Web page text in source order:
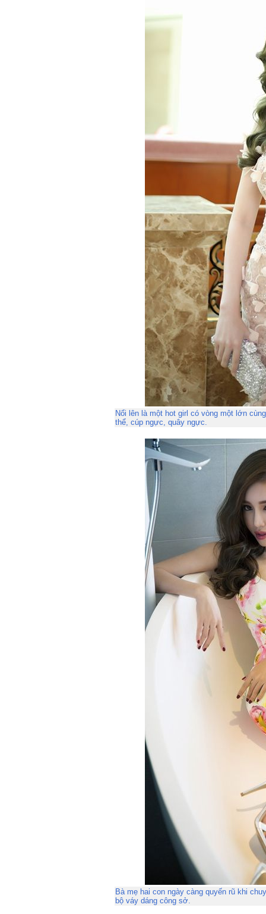
Nổi lên là một hot girl có vòng một lớn
thể, cúp ngực, quây ngực.
Bà mẹ hai con ngày càng quyến rũ khi
bộ váy dáng công sở.